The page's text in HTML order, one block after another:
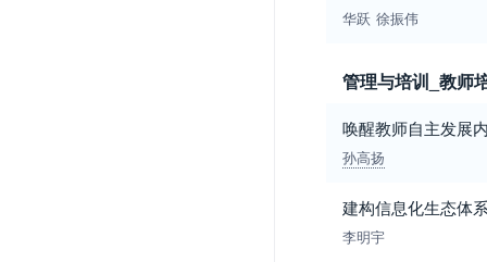
华跃 徐振伟
管理与培训_教师
唤醒教师自主发展
孙高扬
建构信息化生态体
李明宇